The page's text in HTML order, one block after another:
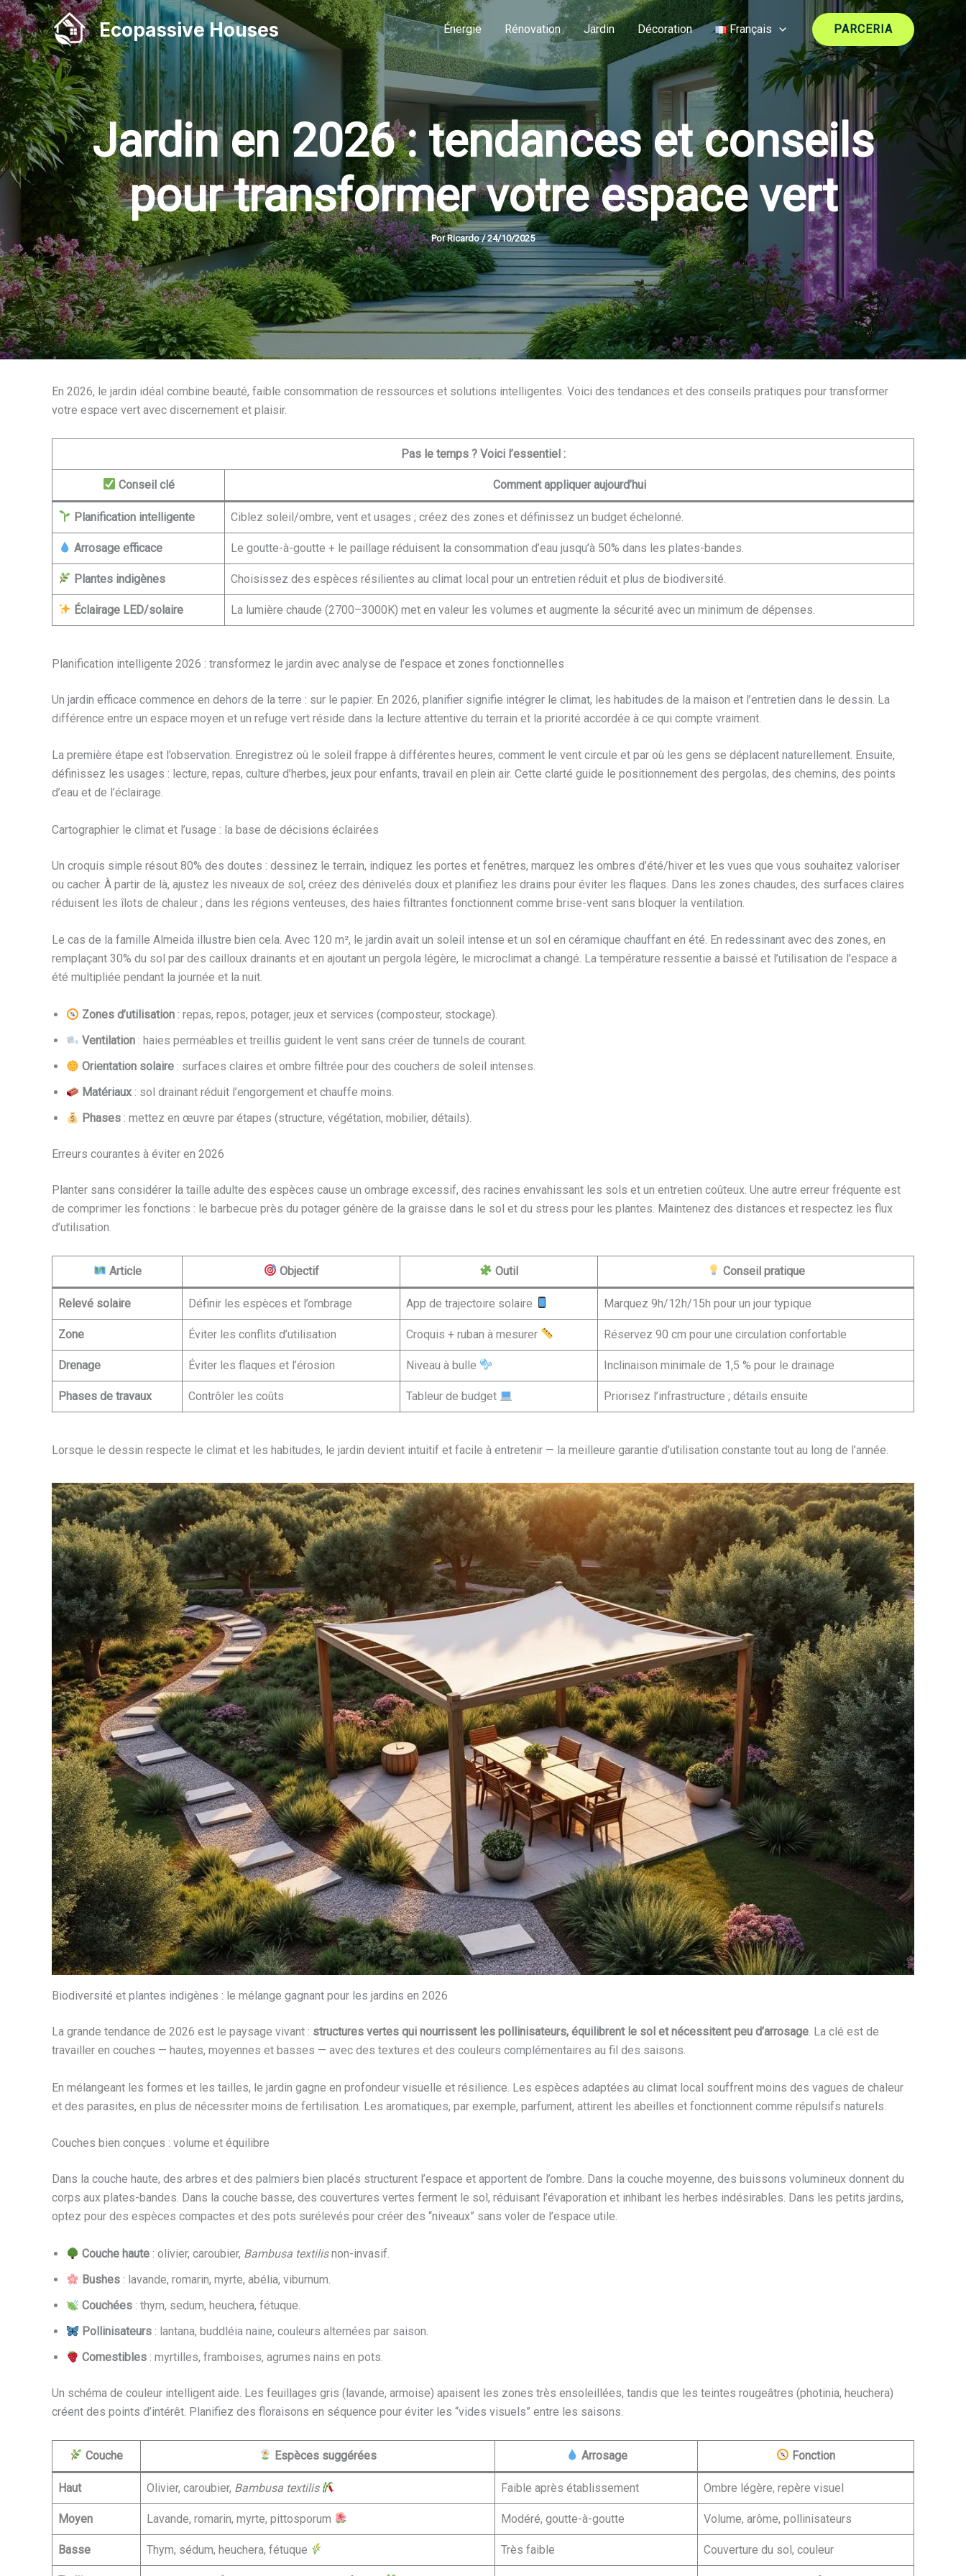
Aller
au
contenu
Ecopassive Houses Énergie Rénovation Jardin Décoration Français PARCERIA
Jardin en 2026 : tendances et conseils
pour transformer votre espace vert
Por Ricardo/24/10/2025
En 2026, le jardin idéal combine beauté, faible consommation de ressources et solutions intelligentes. Voici des tendances et des conseils pratiques pour transformer
votre espace vert avec discernement et plaisir.
Pas le temps ? Voici l’essentiel :
Conseil clé Comment appliquer aujourd’hui
Planification intelligente Ciblez soleil/ombre, vent et usages ; créez des zones et définissez un budget échelonné.
Arrosage efficace Le goutte-à-goutte + le paillage réduisent la consommation d’eau jusqu’à 50% dans les plates-bandes.
Plantes indigènes Choisissez des espèces résilientes au climat local pour un entretien réduit et plus de biodiversité.
Éclairage LED/solaire La lumière chaude (2700–3000K) met en valeur les volumes et augmente la sécurité avec un minimum de dépenses.
Planification intelligente 2026 : transformez le jardin avec analyse de l’espace et zones fonctionnelles
Un jardin efficace commence en dehors de la terre : sur le papier. En 2026, planifier signifie intégrer le climat, les habitudes de la maison et l’entretien dans le dessin. La
différence entre un espace moyen et un refuge vert réside dans la lecture attentive du terrain et la priorité accordée à ce qui compte vraiment.
La première étape est l’observation. Enregistrez où le soleil frappe à différentes heures, comment le vent circule et par où les gens se déplacent naturellement. Ensuite,
définissez les usages : lecture, repas, culture d’herbes, jeux pour enfants, travail en plein air. Cette clarté guide le positionnement des pergolas, des chemins, des points
d’eau et de l’éclairage.
Cartographier le climat et l’usage : la base de décisions éclairées
Un croquis simple résout 80% des doutes : dessinez le terrain, indiquez les portes et fenêtres, marquez les ombres d’été/hiver et les vues que vous souhaitez valoriser
ou cacher. À partir de là, ajustez les niveaux de sol, créez des dénivelés doux et planifiez les drains pour éviter les flaques. Dans les zones chaudes, des surfaces claires
réduisent les îlots de chaleur ; dans les régions venteuses, des haies filtrantes fonctionnent comme brise-vent sans bloquer la ventilation.
Le cas de la famille Almeida illustre bien cela. Avec 120 m², le jardin avait un soleil intense et un sol en céramique chauffant en été. En redessinant avec des zones, en
remplaçant 30% du sol par des cailloux drainants et en ajoutant un pergola légère, le microclimat a changé. La température ressentie a baissé et l’utilisation de l’espace a
été multipliée pendant la journée et la nuit.
Zones d’utilisation : repas, repos, potager, jeux et services (composteur, stockage).
Ventilation : haies perméables et treillis guident le vent sans créer de tunnels de courant.
Orientation solaire : surfaces claires et ombre filtrée pour des couchers de soleil intenses.
Matériaux: sol drainant réduit l’engorgement et chauffe moins.
Phases : mettez en œuvre par étapes (structure, végétation, mobilier, détails).
Erreurs courantes à éviter en 2026
Planter sans considérer la taille adulte des espèces cause un ombrage excessif, des racines envahissant les sols et un entretien coûteux. Une autre erreur fréquente est
de comprimer les fonctions : le barbecue près du potager génère de la graisse dans le sol et du stress pour les plantes. Maintenez des distances et respectez les flux
d’utilisation.
Article Objectif Outil Conseil pratique
Relevé solaire Définir les espèces et l’ombrage App de trajectoire solaire Marquez 9h/12h/15h pour un jour typique
Zone Éviter les conflits d’utilisation Croquis + ruban à mesurer Réservez 90 cm pour une circulation confortable
Drenage Éviter les flaques et l’érosion Niveau à bulle Inclinaison minimale de 1,5 % pour le drainage
Phases de travaux Contrôler les coûts Tableur de budget Priorisez l’infrastructure ; détails ensuite
Lorsque le dessin respecte le climat et les habitudes, le jardin devient intuitif et facile à entretenir — la meilleure garantie d’utilisation constante tout au long de l’année.
Biodiversité et plantes indigènes : le mélange gagnant pour les jardins en 2026
La grande tendance de 2026 est le paysage vivant : structures vertes qui nourrissent les pollinisateurs, équilibrent le sol et nécessitent peu d’arrosage. La clé est de
travailler en couches — hautes, moyennes et basses — avec des textures et des couleurs complémentaires au fil des saisons.
En mélangeant les formes et les tailles, le jardin gagne en profondeur visuelle et résilience. Les espèces adaptées au climat local souffrent moins des vagues de chaleur
et des parasites, en plus de nécessiter moins de fertilisation. Les aromatiques, par exemple, parfument, attirent les abeilles et fonctionnent comme répulsifs naturels.
Couches bien conçues : volume et équilibre
Dans la couche haute, des arbres et des palmiers bien placés structurent l’espace et apportent de l’ombre. Dans la couche moyenne, des buissons volumineux donnent du
corps aux plates-bandes. Dans la couche basse, des couvertures vertes ferment le sol, réduisant l’évaporation et inhibant les herbes indésirables. Dans les petits jardins,
optez pour des espèces compactes et des pots surélevés pour créer des “niveaux” sans voler de l’espace utile.
Couche haute : olivier, caroubier, Bambusa textilisnon-invasif.
Bushes : lavande, romarin, myrte, abélia, viburnum.
Couchées : thym, sedum, heuchera, fétuque.
Pollinisateurs : lantana, buddléia naine, couleurs alternées par saison.
Comestibles : myrtilles, framboises, agrumes nains en pots.
Un schéma de couleur intelligent aide. Les feuillages gris (lavande, armoise) apaisent les zones très ensoleillées, tandis que les teintes rougeâtres (photinia, heuchera)
créent des points d’intérêt. Planifiez des floraisons en séquence pour éviter les “vides visuels” entre les saisons.
Couche Espèces suggérées Arrosage Fonction
Haut Olivier, caroubier, Bambusa textilis Faible après établissement Ombre légère, repère visuel
Moyen Lavande, romarin, myrte, pittosporum Modéré, goutte-à-goutte Volume, arôme, pollinisateurs
Basse Thym, sédum, heuchera, fétuque Très faible Couverture du sol, couleur